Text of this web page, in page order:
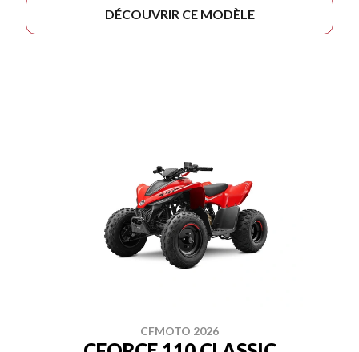
DÉCOUVRIR CE MODÈLE
CFMOTO 2026